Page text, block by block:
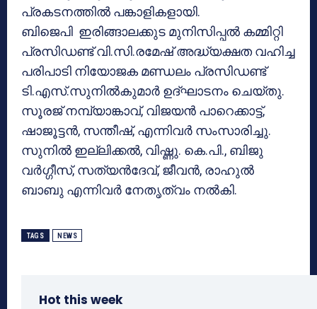
പ്രകടനത്തില്‍ പങ്കാളികളായി.
ബിജെപി ഇരിങ്ങാലക്കുട മുനിസിപ്പല്‍ കമ്മിറ്റി
പ്രസിഡണ്ട് വി.സി.രമേഷ് അദ്ധ്യക്ഷത വഹിച്ച
പരിപാടി നിയോജക മണ്ഡലം പ്രസിഡണ്ട്
ടി.എസ്.സുനില്‍കുമാര്‍ ഉദ്ഘാടനം ചെയ്തു.
സൂരജ് നമ്പ്യാങ്കാവ്, വിജയന്‍ പാറെക്കാട്ട്,
ഷാജൂട്ടന്‍, സന്തീഷ്, എന്നിവര്‍ സംസാരിച്ചു.
സുനില്‍ ഇല്ലിക്കല്‍, വിഷ്ണു. കെ.പി., ബിജു
വര്‍ഗ്ഗീസ്, സത്യന്‍ദേവ്, ജീവന്‍, രാഹുല്‍
ബാബു എന്നിവര്‍ നേതൃത്വം നല്‍കി.
TAGS NEWS
Hot this week